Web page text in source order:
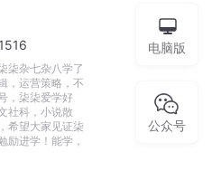
1516
柒杂七杂八学了
，运营策略，不
，柒柒爱学好
社科，小说散
希望大家见证柒
励进学！能学，
电脑版
公众号